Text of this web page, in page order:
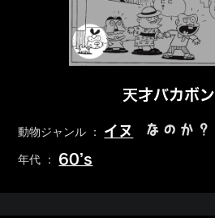
天才バカボン
動物ジャンル ： イヌ なのか？
年代 ： 60’s